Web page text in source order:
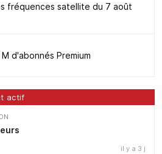
fréquences satellite du 7 août
d'abonnés Premium
actif
il y a 3 j